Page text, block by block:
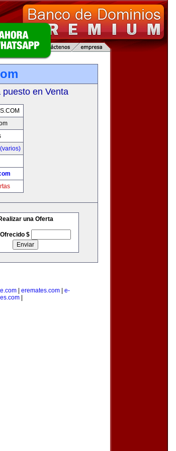
en Venta
una Oferta
$
eremates.com
e-
|